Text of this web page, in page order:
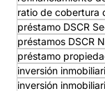
ratio de cobertura
préstamo DSCR
préstamos DSCR
préstamo
inversión
inversión